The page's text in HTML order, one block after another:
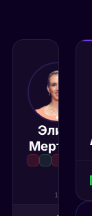
Элиза
Мертенс
1С